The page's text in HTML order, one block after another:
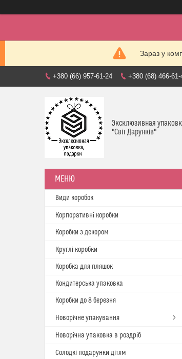
Зараз у
+380 (66) 957-61-24 +380 (68) 466-61-
Эксклюзивная
"Світ Дарунків"
Види коробок
Корпоративні коробки
Коробки з декором
Круглі коробки
Коробка для пляшок
Кондитерська упаковка
Коробки до 8 березня
Новорічне упакування
Новорічна упаковка в роздріб
Солодкі подарунки дітям